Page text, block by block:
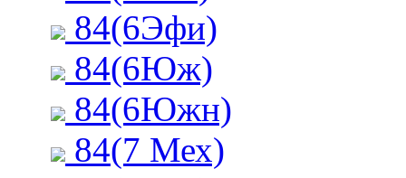
84(6Эфи)
84(6Юж)
84(6Южн)
84(7 Мех)